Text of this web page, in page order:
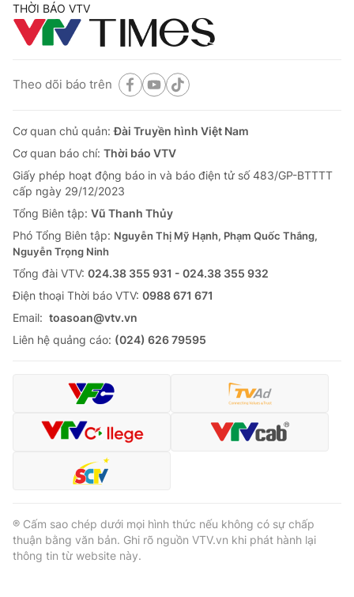
THỜI BÁO VTV
Theo dõi báo trên
Cơ quan chủ quản:Đài Truyền hình Việt Nam
Cơ quan báo chí: Thời báo VTV
Giấy phép hoạt động báo in và báo điện tử số 483/GP-BTTTT
cấp ngày 29/12/2023
Tổng Biên tập: Vũ Thanh Thủy
Phó Tổng Biên tập: Nguyễn Thị Mỹ Hạnh, Phạm Quốc Thắng,
Nguyễn Trọng Ninh
Tổng đài VTV: 024.38 355 931 - 024.38 355 932
Ðiện thoại Thời báo VTV: 0988 671 671
Email: toasoan@vtv.vn
Liên hệ quảng cáo: (024) 626 79595
® Cấm sao chép dưới mọi hình thức nếu không có sự chấp
thuận bằng văn bản. Ghi rõ nguồn VTV.vn khi phát hành lại
thông tin từ website này.